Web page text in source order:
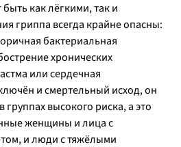
как лёгкими, так и
гриппа всегда крайне опасны:
бактериальная
хронических
или сердечная
и смертельный исход, он
группах высокого риска, а это
женщины и лица с
и люди с тяжёлыми